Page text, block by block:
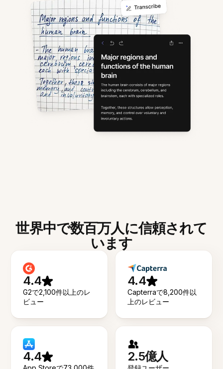
世界中で数百万人に信頼されて
います
4.4
G2で2,100件以上のレ
ビュー
4.4
Capterraで8,200件以
上のレビュー
4.4 2.5億人